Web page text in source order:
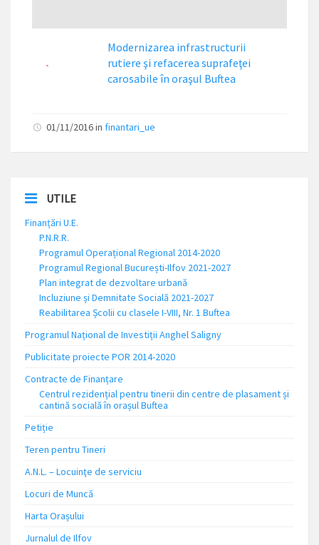
Modernizarea infrastructurii
rutiere şi refacerea suprafeţei
carosabile în oraşul Buftea
01/11/2016in finantari_ue
UTILE
Finanțări U.E.
P.N.R.R.
Programul Operațional Regional 2014-2020
Programul Regional București-Ilfov 2021-2027
Plan integrat de dezvoltare urbană
Incluziune și Demnitate Socială 2021-2027
Reabilitarea Școlii cu clasele I-VIII, Nr. 1 Buftea
Programul Național de Investiții Anghel Saligny
Publicitate proiecte POR 2014-2020
Contracte de Finanțare
Centrul rezidențial pentru tinerii din centre de plasament și
cantină socială în orașul Buftea
Petiție
Teren pentru Tineri
A.N.L. – Locuinţe de serviciu
Locuri de Muncă
Harta Orașului
Jurnalul de Ilfov